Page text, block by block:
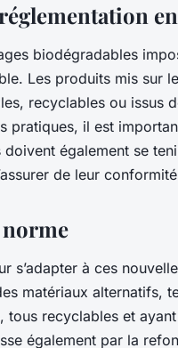
biodégradables
Les produits mis sur
recyclables ou issus
pratiques, il est
également se
de leur
norme
s’adapter à ces
matériaux alternatifs,
tous recyclables et
également par la